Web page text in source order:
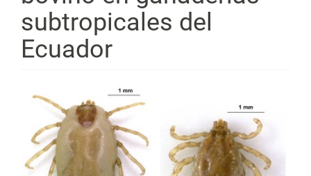
subtropicales del
Ecuador
Barra
lateral
del
artículo